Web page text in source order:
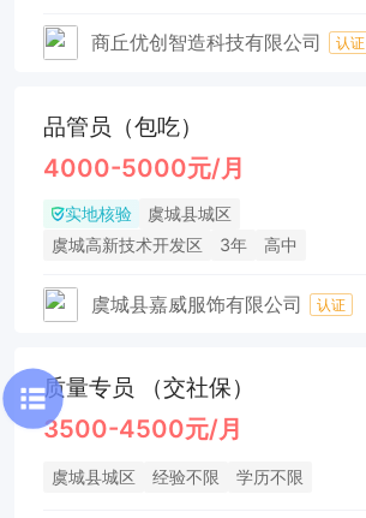
商丘优创智造科技有限公司 认证
品管员（包吃）
4000-5000元/月
实地核验
虞城县城区
虞城高新技术开发区
3年 高中
虞城县嘉威服饰有限公司 认证
质量专员 （交社保）
3500-4500元/月
虞城县城区 经验不限 学历不限